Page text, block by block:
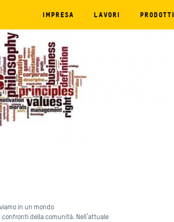
IMPRESA LAVORI PRODOTTI
in un mondo
della comunità. Nell’attuale